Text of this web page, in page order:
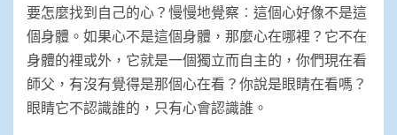
要怎麼找到自己的心？慢慢地覺察︰這個心好像不是這
個身體。如果心不是這個身體，那麼心在哪裡？它不在
身體的裡或外，它就是一個獨立而自主的，你們現在看
師父，有沒有覺得是那個心在看？你說是眼睛在看嗎？
眼睛它不認識誰的，只有心會認識誰。